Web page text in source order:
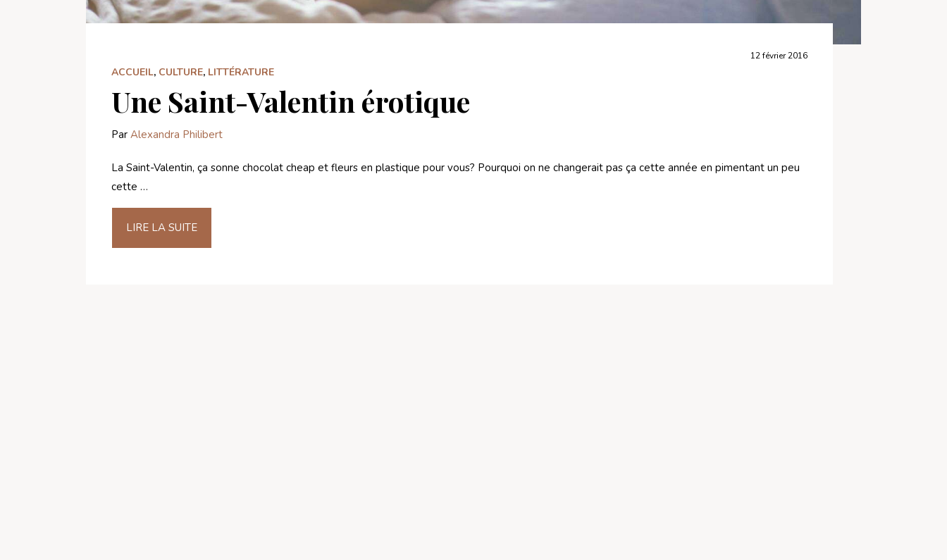
12 février 2016
ACCUEIL, CULTURE, LITTÉRATURE
Une Saint-Valentin érotique
Par Alexandra Philibert
La Saint-Valentin, ça sonne chocolat cheap et fleurs en plastique pour vous? Pourquoi on ne changerait pas ça cette année en pimentant un peu
cette …
LIRE LA SUITE